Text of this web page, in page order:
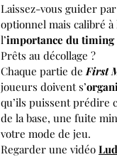
Laissez-vous guider
optionnel mais calibré
l’importance du timing
Prêts au décollage ?
Chaque partie de First
joueurs doivent s’
qu’ils puissent prédire
de la base, une fuite
votre mode de jeu.
Regarder une vidéo